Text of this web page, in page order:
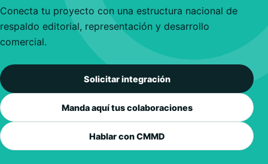
Conecta tu proyecto con una estructura nacional de
respaldo editorial, representación y desarrollo
comercial.
Solicitar integración
Manda aquí tus colaboraciones
Hablar con CMMD